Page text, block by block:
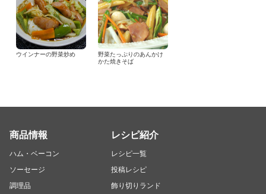
ウインナーの野菜炒め
野菜たっぷりのあんかけ
かた焼きそば
商品情報
ハム・ベーコン
ソーセージ
調理品
レシピ紹介
レシピ一覧
投稿レシピ
飾り切りランド